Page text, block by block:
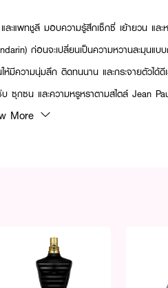
ะแพทชูลี มอบความรู้สึกเซ็กซี่ เย้ายวน และ
ก่อนจะเปลี่ยนเป็นความหวานละมุนแบ
ห้มีความนุ่มลึก ติดทนนาน และกระจายตัวได้ดี
ซุกซน และความหรูหราตามสไตล์ Jean
ระสิทธิภาพตลอดวัน
More